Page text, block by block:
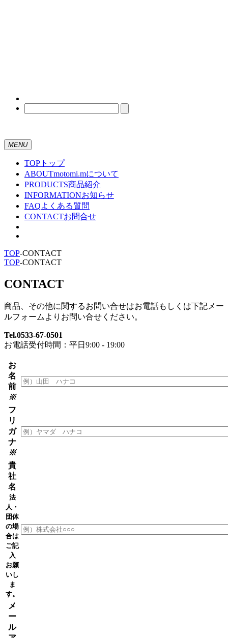
MENU
TOP トップ
ABOUTmotomi.mについて
PRODUCTS商品紹介
INFORMATIONお知らせ
FAQよくある質問
CONTACTお問合せ
TOP-CONTACT
TOP-CONTACT
CONTACT
商品、その他に関するお問い合せはお電話もしくは下記メー
ルフォームよりお問い合せください。
Tel.0533-67-0501
お電話受付時間：平日9:00 - 19:00
お
名
前
※
フ
リ
ガ
ナ
※
貴
社
名
法
人・
団体
の場
合は
ご記
入
お願
いし
ま
す。
メ
ー
ル